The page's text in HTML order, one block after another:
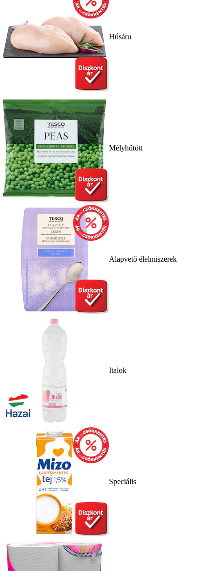
Húsáru
Mélyhűtött
Alapvető élelmiszerek
Italok
Speciális